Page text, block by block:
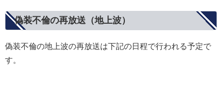
偽装不倫の再放送（地上波）
偽装不倫の地上波の再放送は下記の日程で行われる予定で
す。